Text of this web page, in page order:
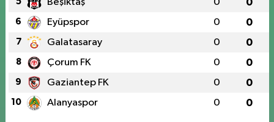
6 Eyüpspor 0 0
7 Galatasaray 0 0
8 Çorum FK 0 0
9 Gaziantep FK 0 0
10 Alanyaspor 0 0